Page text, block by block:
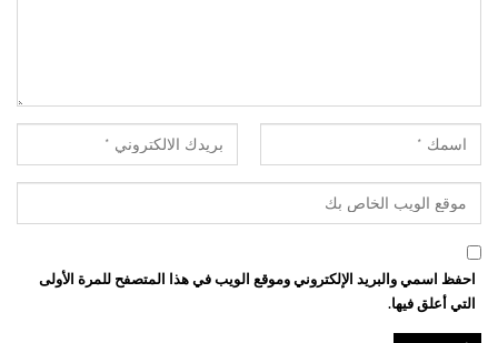
احفظ اسمي والبريد الإلكتروني وموقع الويب في هذا المتصفح للمرة الأولى
التي أعلق فيها.